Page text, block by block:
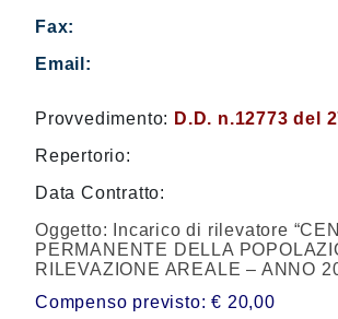
Fax:
Email:
Provvedimento: D.D. n.12773 del
Repertorio:
Data Contratto:
Oggetto:
Incarico di rilevatore
PERMANENTE DELLA
RILEVAZIONE AREALE – ANNO
Compenso previsto: € 20,00